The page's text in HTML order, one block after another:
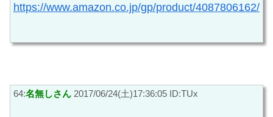
https://www.amazon.co.jp/gp/product/4087806162/
64:名無しさん 2017/06/24(土)17:36:05 ID:TUx